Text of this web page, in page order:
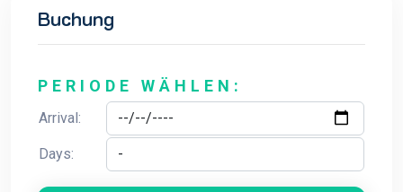
Buchung
PERIODE WÄHLEN:
Arrival:
Days: